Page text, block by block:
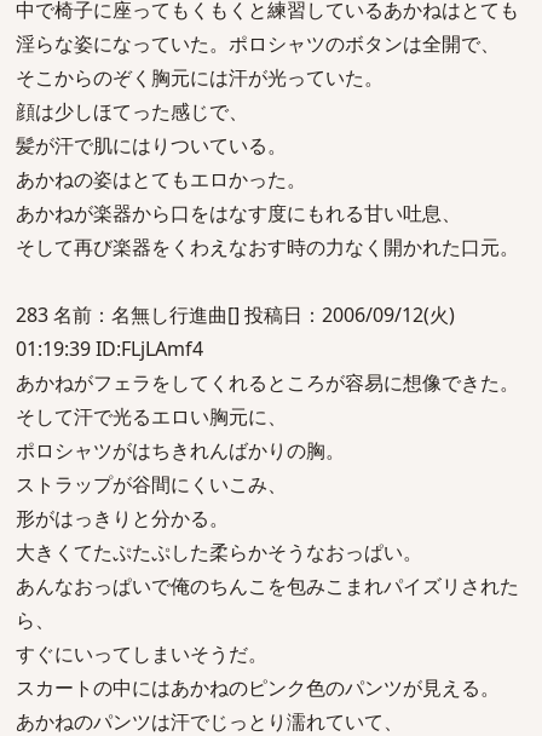
中で椅子に座ってもくもくと練習しているあかねはとても
淫らな姿になっていた。ポロシャツのボタンは全開で、
そこからのぞく胸元には汗が光っていた。
顔は少しほてった感じで、
髪が汗で肌にはりついている。
あかねの姿はとてもエロかった。
あかねが楽器から口をはなす度にもれる甘い吐息、
そして再び楽器をくわえなおす時の力なく開かれた口元。
283 名前：名無し行進曲[] 投稿日：2006/09/12(火)
01:19:39 ID:FLjLAmf4
あかねがフェラをしてくれるところが容易に想像できた。
そして汗で光るエロい胸元に、
ポロシャツがはちきれんばかりの胸。
ストラップが谷間にくいこみ、
形がはっきりと分かる。
大きくてたぷたぷした柔らかそうなおっぱい。
あんなおっぱいで俺のちんこを包みこまれパイズリされた
ら、
すぐにいってしまいそうだ。
スカートの中にはあかねのピンク色のパンツが見える。
あかねのパンツは汗でじっとり濡れていて、